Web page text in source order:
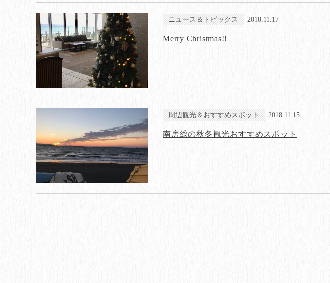
ニュース＆トピックス 2018.11.17
Merry Christmas!!
周辺観光＆おすすめスポット 2018.11.15
南房総の秋冬観光おすすめスポット